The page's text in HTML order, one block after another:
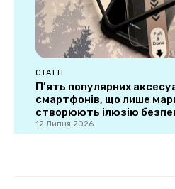
СТАТТІ
П’ять популярних
смартфонів, що лише
створюють ілюзію
12 Липня 2026